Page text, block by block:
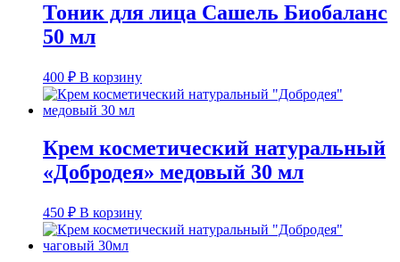
Тоник для лица Сашель Биобаланс
50 мл
400 ₽ В корзину
Крем косметический натуральный
«Добродея» медовый 30 мл
450 ₽ В корзину